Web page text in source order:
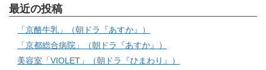
最近の投稿
「京酪牛乳」（朝ドラ『あすか』）
「京都総合病院」（朝ドラ『あすか』）
美容室「VIOLET」（朝ドラ『ひまわり』）